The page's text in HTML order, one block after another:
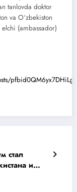
tanlovda doktor
va O‘zbekiston
(ambassador)
стал
и